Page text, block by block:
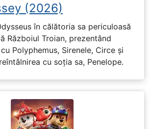
(2026)
în călătoria sa periculoasă
Războiul Troian, prezentând
Polyphemus, Sirenele, Circe și
cu soția sa, Penelope.